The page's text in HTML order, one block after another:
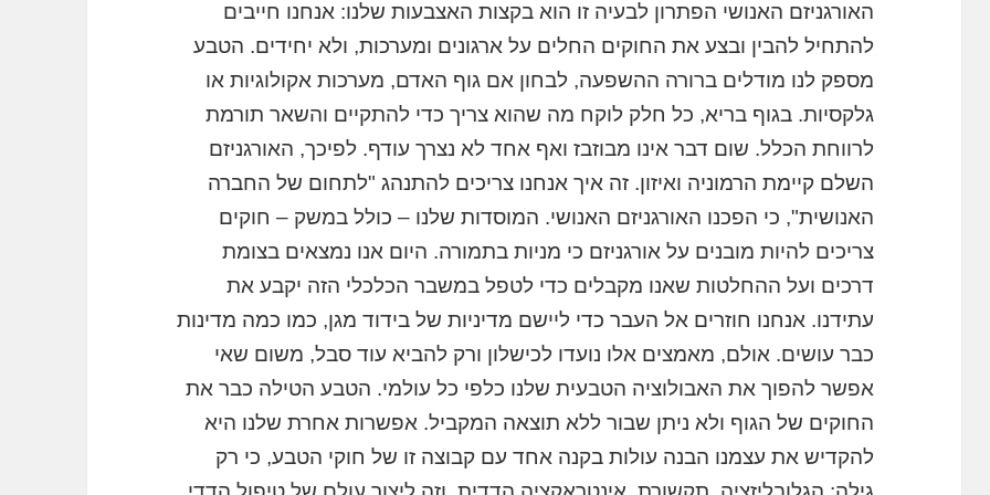
האורגניזם האנושי הפתרון לבעיה זו הוא בקצות האצבעות שלנו: אנחנו חייבים
להתחיל להבין ובצע את החוקים החלים על ארגונים ומערכות, ולא יחידים. הטבע
מספק לנו מודלים ברורה ההשפעה, לבחון אם גוף האדם, מערכות אקולוגיות או
גלקסיות. בגוף בריא, כל חלק לוקח מה שהוא צריך כדי להתקיים והשאר תורמת
לרווחת הכלל. שום דבר אינו מבוזבז ואף אחד לא נצרך עודף. לפיכך, האורגניזם
השלם קיימת הרמוניה ואיזון. זה איך אנחנו צריכים להתנהג "לתחום של החברה
האנושית", כי הפכנו האורגניזם האנושי. המוסדות שלנו – כולל במשק – חוקים
צריכים להיות מובנים על אורגניזם כי מניות בתמורה. היום אנו נמצאים בצומת
דרכים ועל ההחלטות שאנו מקבלים כדי לטפל במשבר הכלכלי הזה יקבע את
עתידנו. אנחנו חוזרים אל העבר כדי ליישם מדיניות של בידוד מגן, כמו כמה מדינות
כבר עושים. אולם, מאמצים אלו נועדו לכישלון ורק להביא עוד סבל, משום שאי
אפשר להפוך את האבולוציה הטבעית שלנו כלפי כל עולמי. הטבע הטילה כבר את
החוקים של הגוף ולא ניתן שבור ללא תוצאה המקביל. אפשרות אחרת שלנו היא
להקדיש את עצמנו הבנה עולות בקנה אחד עם קבוצה זו של חוקי הטבע, כי רק